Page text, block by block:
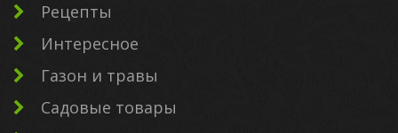
Рецепты
Интересное
Газон и травы
Садовые товары